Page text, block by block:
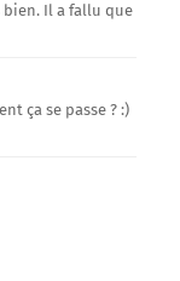
bien. Il a fallu que
ça se passe ? :)